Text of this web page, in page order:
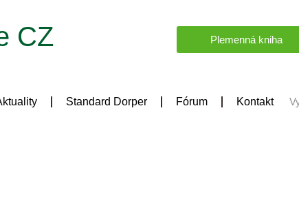
CZ Plemenná kniha
Standard Dorper Fórum Kontakt